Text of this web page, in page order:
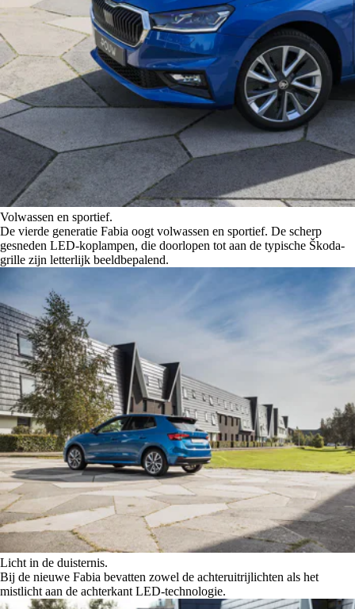
Volwassen en sportief.
De vierde generatie Fabia oogt volwassen en sportief. De scherp
gesneden LED-koplampen, die doorlopen tot aan de typische Škoda-
grille zijn letterlijk beeldbepalend.
Licht in de duisternis.
Bij de nieuwe Fabia bevatten zowel de achteruitrijlichten als het
mistlicht aan de achterkant LED-technologie.